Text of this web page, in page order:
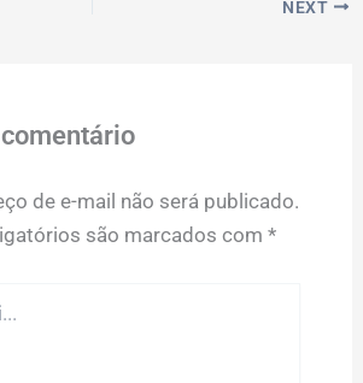
NEXT
de e-mail não será publicado.
são marcados com *